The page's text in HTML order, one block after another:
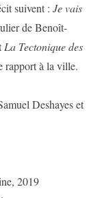
suivent : Je vais
de Benoît-
La Tectonique des
rapport à la ville.
Deshayes et
2019